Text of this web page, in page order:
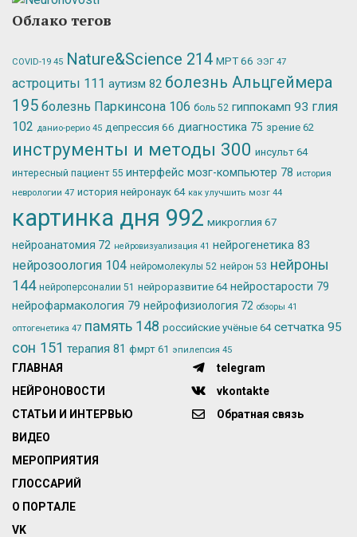
Облако тегов
COVID-19 45 Nature&Science 214 МРТ66 ЭЭГ 47
астроциты 111 аутизм 82 болезнь Альцгеймера
195 болезнь Паркинсона 106 боль 52 гиппокамп 93 глия
102 данио-рерио 45 депрессия 66 диагностика 75 зрение 62
инструменты и методы 300 инсульт 64
интересный пациент 55 интерфейс мозг-компьютер 78 история
неврологии 47 история нейронаук 64 как улучшить мозг 44
картинка дня 992 микроглия 67
нейроанатомия 72 нейровизуализация 41 нейрогенетика 83
нейрозоология 104 нейромолекулы 52 нейрон 53 нейроны
144 нейроперсоналии 51 нейроразвитие 64 нейростарости 79
нейрофармакология 79 нейрофизиология 72 обзоры 41
оптогенетика 47 память 148 российские учёные 64 сетчатка 95
сон 151 терапия 81 фмрт 61 эпилепсия 45
ГЛАВНАЯ
НЕЙРОНОВОСТИ
СТАТЬИ И ИНТЕРВЬЮ
ВИДЕО
МЕРОПРИЯТИЯ
ГЛОССАРИЙ
О ПОРТАЛЕ
VK
telegram
vkontakte
Обратная связь